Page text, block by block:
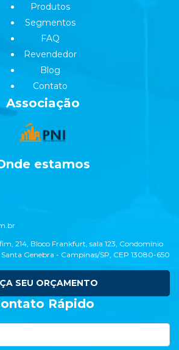
Produtos
Segmentos
FAQ
Revendedor
Blog
Contato
Associação
estamos
214, Bloco Frankfurt, sala 123, Condomínio
Genebra - Campinas/SP, CEP 13080-650
SEU ORÇAMENTO
Rápido